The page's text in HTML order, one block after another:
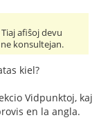
afiŝoj devu
konsultejan.
kiel?
Vidpunktoj, kaj
en la angla.